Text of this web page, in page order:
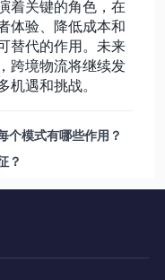
着关键的角色，在
体验、降低成本和
替代的作用。未来
跨境物流将继续发
遇和挑战。
个模式有哪些作用？
？